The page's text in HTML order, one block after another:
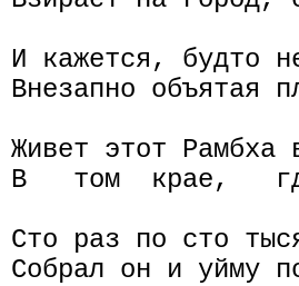
И кажется, будто
Внезапно объятая
Живет этот Рамбха
В   том  крае,
Сто раз по сто
Собрал он и уйму